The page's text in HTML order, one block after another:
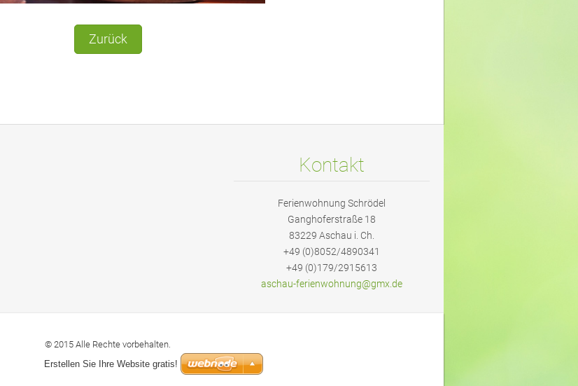
Zurück
Kontakt
Ferienwohnung Schrödel
Ganghoferstraße 18
83229 Aschau i. Ch.
+49 (0)8052/4890341
+49 (0)179/2915613
aschau-ferienwohnung@gmx .de
© 2015 Alle Rechte vorbehalten.
Erstellen Sie Ihre Website gratis!